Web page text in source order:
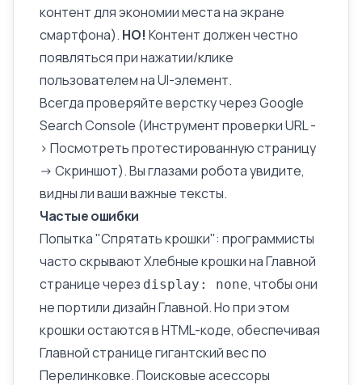
контент для экономии места на экране
смартфона). НО! Контент должен честно
появляться при нажатии/клике
пользователем на UI-элемент.
Всегда проверяйте верстку черезGoogle
Search Console (Инструмент проверки URL -
> Посмотреть протестированную страницу
-> Скриншот). Вы глазами робота увидите,
видны ли ваши важные тексты.
Частые ошибки
Попытка "Спрятать крошки": программисты
часто скрываютХлебные крошкина Главной
странице через display: none, чтобы они
не портили дизайн Главной. Но при этом
крошки остаются в HTML-коде, обеспечивая
Главной странице гигантский вес по
Перелинковке. Поисковые асессоры